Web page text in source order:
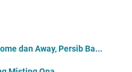
dan Away, Persib Ba...